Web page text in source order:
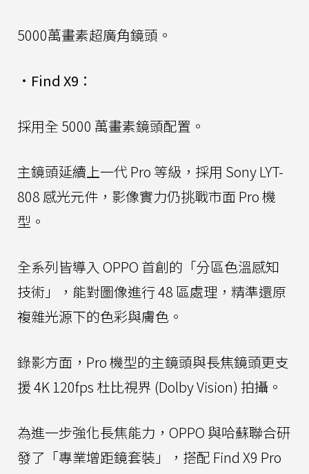
5000萬畫素超廣角鏡頭。
• Find X9：
採用全 5000 萬畫素鏡頭配置。
主鏡頭延續上一代 Pro 等級，採用 Sony LYT-
808 感光元件，影像實力仍挑戰市面 Pro 機
型。
全系列皆導入 OPPO 首創的「分區色溫感知
技術」，能對圖像進行 48 區處理，精準還原
複雜光源下的色彩與膚色。
錄影方面，Pro 機型的主鏡頭與長焦鏡頭更支
援 4K 120fps 杜比視界 (Dolby Vision) 拍攝。
為進一步強化長焦能力，OPPO 與哈蘇聯合研
發了「專業增距鏡套裝」，搭配 Find X9 Pro